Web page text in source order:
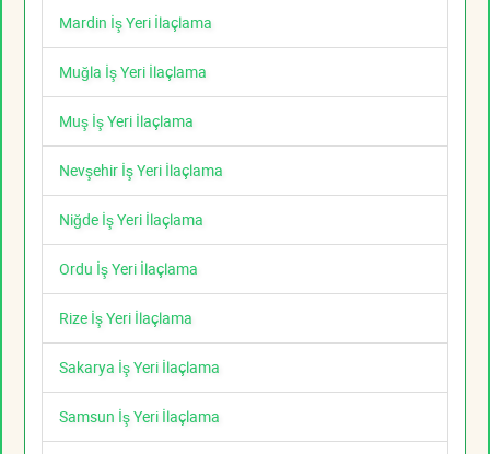
Mardin İş Yeri İlaçlama
Muğla İş Yeri İlaçlama
Muş İş Yeri İlaçlama
Nevşehir İş Yeri İlaçlama
Niğde İş Yeri İlaçlama
Ordu İş Yeri İlaçlama
Rize İş Yeri İlaçlama
Sakarya İş Yeri İlaçlama
Samsun İş Yeri İlaçlama